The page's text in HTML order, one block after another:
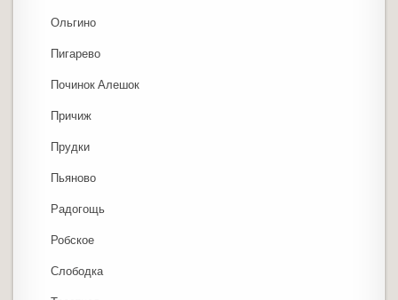
Ольгино
Пигарево
Починок Алешок
Причиж
Прудки
Пьяново
Радогощь
Робское
Слободка